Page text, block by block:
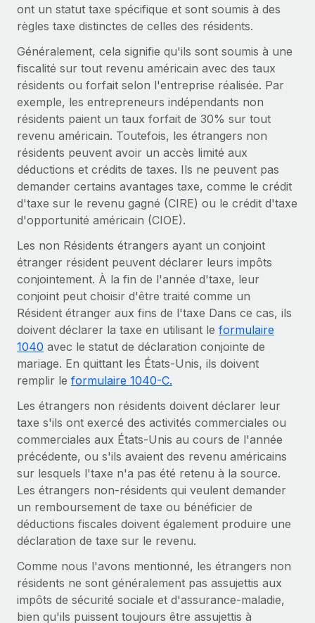
Création d’entité
Établissez des entités rapidement et en toute
conformité
Mobilité et déménagement international
Organisez facilement le déménagement de vos
employés
Avantages sociaux
Gérez facilement les avantages sociaux
Explorer le blog
BLOG
Mises à jour des produits de Remote :
Intégrations Gusto et Xero et Gestion des
freelances Plus
Remote a toujours pour mission d'aider les entreprises de
toute taille à embaucher, gérer et payer...
En savoir plus
répartis dans 19 pays grâce à Remote
Phiture, un leader notable du conseil en matière de
croissance mobile internationale, encourage les...
En savoir plus
ont un statut taxe spécifique et sont soumis à des
règles taxe distinctes de celles des résidents.
Généralement, cela signifie qu'ils sont soumis à une
fiscalité sur tout revenu américain avec des taux
résidents ou forfait selon l'entreprise réalisée. Par
exemple, les entrepreneurs indépendants non
résidents paient un taux forfait de 30% sur tout
revenu américain. Toutefois, les étrangers non
résidents peuvent avoir un accès limité aux
déductions et crédits de taxes. Ils ne peuvent pas
demander certains avantages taxe, comme le crédit
d'taxe sur le revenu gagné (CIRE) ou le crédit d'taxe
d'opportunité américain (CIOE).
Les non Résidents étrangers ayant un conjoint
étranger résident peuvent déclarer leurs impôts
conjointement. À la fin de l'année d'taxe, leur
conjoint peut choisir d'être traité comme un
Résident étranger aux fins de l'taxe Dans ce cas, ils
doivent déclarer la taxe en utilisant le formulaire
1040 avec le statut de déclaration conjointe de
mariage. En quittant les États-Unis, ils doivent
remplir le formulaire 1040-C.
Les étrangers non résidents doivent déclarer leur
taxe s'ils ont exercé des activités commerciales ou
commerciales aux États-Unis au cours de l'année
précédente, ou s'ils avaient des revenu américains
sur lesquels l'taxe n'a pas été retenu à la source.
Les étrangers non-résidents qui veulent demander
un remboursement de taxe ou bénéficier de
déductions fiscales doivent également produire une
déclaration de taxe sur le revenu.
Comme nous l'avons mentionné, les étrangers non
résidents ne sont généralement pas assujettis aux
impôts de sécurité sociale et d'assurance-maladie,
bien qu'ils puissent toujours être assujettis à